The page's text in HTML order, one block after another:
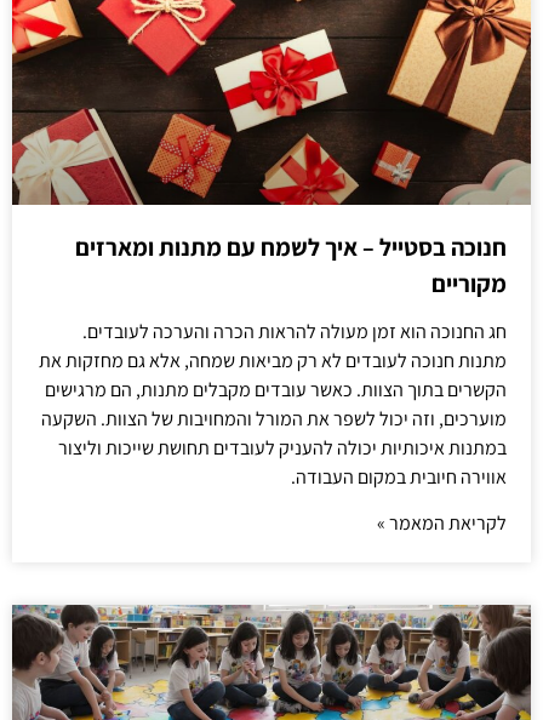
חנוכה בסטייל – איך לשמח עם מתנות ומארזים
מקוריים
חג החנוכה הוא זמן מעולה להראות הכרה והערכה לעובדים.
מתנות חנוכה לעובדים לא רק מביאות שמחה, אלא גם מחזקות את
הקשרים בתוך הצוות. כאשר עובדים מקבלים מתנות, הם מרגישים
מוערכים, וזה יכול לשפר את המורל והמחויבות של הצוות. השקעה
במתנות איכותיות יכולה להעניק לעובדים תחושת שייכות וליצור
אווירה חיובית במקום העבודה.
לקריאת המאמר »